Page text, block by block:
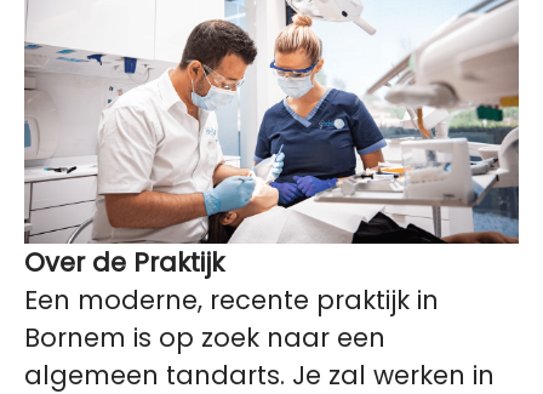
Over de Praktijk
Een moderne, recente praktijk in
Bornem is op zoek naar een
algemeen tandarts. Je zal werken in